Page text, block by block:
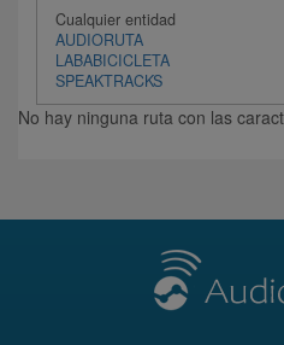
Cualquier entidad
AUDIORUTA
LABABICICLETA
SPEAKTRACKS
No hay ninguna ruta con las